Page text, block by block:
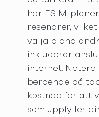
har ESIM-
resenärer,
välja bland
inkluderar
internet.
beroende på
kostnad för att
som uppfyller